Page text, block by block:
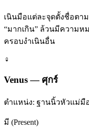
เนินมือแต่ละจุดตั้งชื่อตาม
“มากเกิน” ล้วนมีความห
ครอบงำเนินอื่น
♀
Venus— ศุกร์
ตำแหน่ง: ฐานนิ้วหัวแม่มื
มี (Present)